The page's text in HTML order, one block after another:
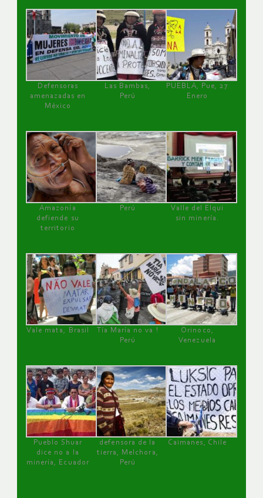
Defensoras
amenazadas en
México
Las Bambas,
Perú
PUEBLA, Pue, 27
Enero
Amazonía
defiende su
territorio
Perú
Valle del Elqui
sin minería.
Vale mata, Brasil
Tía María no va !
Perú
Orinoco,
Venezuela
Pueblo Shuar
dice no a la
minería, Ecuador
defensora de la
tierra, Melchora,
Perú
Caimanes, Chile